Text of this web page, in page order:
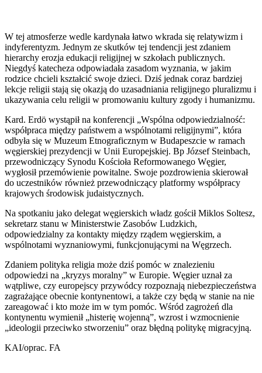
W tej atmosferze wedle kardynała łatwo wkrada się relatywizm i
indyferentyzm. Jednym ze skutków tej tendencji jest zdaniem
hierarchy erozja edukacji religijnej w szkołach publicznych.
Niegdyś katecheza odpowiadała zasadom wyznania, w jakim
rodzice chcieli kształcić swoje dzieci. Dziś jednak coraz bardziej
lekcje religii stają się okazją do uzasadniania religijnego pluralizmu i
ukazywania celu religii w promowaniu kultury zgody i humanizmu.
Kard. Erdö wystąpił na konferencji „Wspólna odpowiedzialność:
współpraca między państwem a wspólnotami religijnymi”, która
odbyła się w Muzeum Etnograficznym w Budapeszcie w ramach
węgierskiej prezydencji w Unii Europejskiej. Bp József Steinbach,
przewodniczący Synodu Kościoła Reformowanego Węgier,
wygłosił przemówienie powitalne. Swoje pozdrowienia skierował
do uczestników również przewodniczący platformy współpracy
krajowych środowisk judaistycznych.
Na spotkaniu jako delegat węgierskich władz gościł Miklos Soltesz,
sekretarz stanu w Ministerstwie Zasobów Ludzkich,
odpowiedzialny za kontakty między rządem węgierskim, a
wspólnotami wyznaniowymi, funkcjonującymi na Węgrzech.
Zdaniem polityka religia może dziś pomóc w znalezieniu
odpowiedzi na „kryzys moralny” w Europie. Węgier uznał za
wątpliwe, czy europejscy przywódcy rozpoznają niebezpieczeństwa
zagrażające obecnie kontynentowi, a także czy będą w stanie na nie
zareagować i kto może im w tym pomóc. Wśród zagrożeń dla
kontynentu wymienił „histerię wojenną”, wzrost i wzmocnienie
„ideologii przeciwko stworzeniu” oraz błędną politykę migracyjną.
KAI/oprac. FA